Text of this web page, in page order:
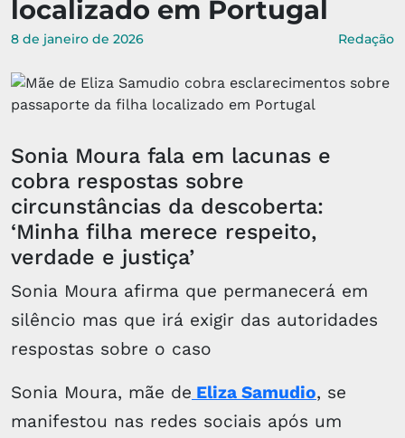
localizado em Portugal
8 de janeiro de 2026 Redação
Sonia Moura fala em lacunas e
cobra respostas sobre
circunstâncias da descoberta:
‘Minha filha merece respeito,
verdade e justiça’
Sonia Moura afirma que permanecerá em
silêncio mas que irá exigir das autoridades
respostas sobre o caso
Sonia Moura, mãe de Eliza Samudio, se
manifestou nas redes sociais após um